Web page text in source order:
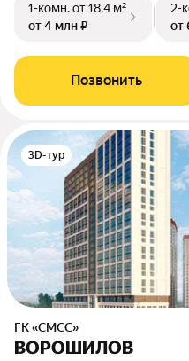
1-комн.от 18,4 м²
от 4 млн ₽
2-
от
Позвонить
3D-тур
ГК «СМСС»
ВОРОШИЛОВ